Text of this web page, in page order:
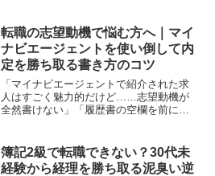
うございます！初めてのスターバック
ス、期待と同時に「服装で...
転職の志望動機で悩む方へ｜マイ
ナビエージェントを使い倒して内
定を勝ち取る書き方のコツ
「マイナビエージェントで紹介された求
人はすごく魅力的だけど……志望動機が
全然書けない」「履歴書の空欄を前にし
初めての転職活動では、自分のこれまで
の経験をどうアピールし...
簿記2級で転職できない？30代未
経験から経理を勝ち取る泥臭い逆